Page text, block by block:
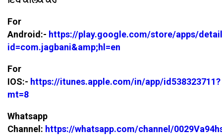
For
Android:- https://play.google.com/store/apps/
id=com.jagbani&amp;hl=en
For
IOS:- https://itunes.apple.com/in/app/id538323711?
mt=8
Whatsapp
Channel: https://whatsapp.com/channel/